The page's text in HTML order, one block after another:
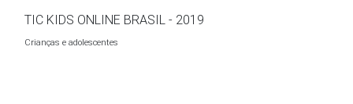
TIC KIDS ONLINE BRASIL - 2019
Crianças e adolescentes